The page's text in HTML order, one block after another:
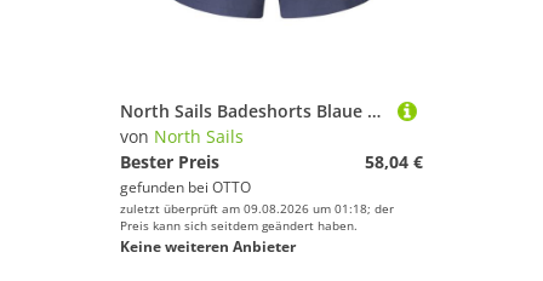
North Sails Badeshorts Blaue Herren-Bade-Boxershorts mit elastischem Bund & Taschen
von North Sails
Bester Preis
58,04 €
gefunden bei OTTO
zuletzt überprüft am 09.08.2026 um 01:18; der
Preis kann sich seitdem geändert haben.
Keine weiteren Anbieter